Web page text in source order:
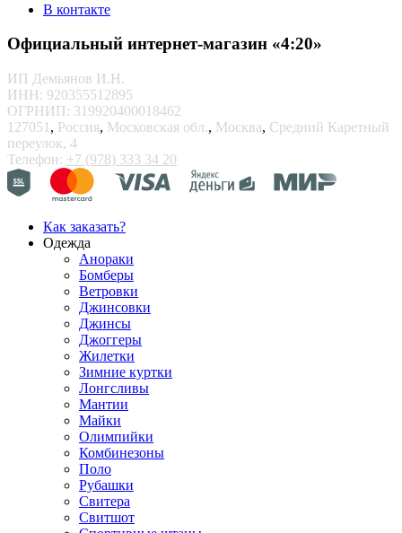
В контакте
Официальный интернет-магазин «4:20»
ИП Демьянов И.Н.
ИНН: 920355512895
ОГРНИП: 319920400018462
127051 , Россия, Московская обл., Москва, Средний Каретный
переулок, 4
Телефон: +7 (978) 333 34 20
Как заказать?
Одежда
Анораки
Бомберы
Ветровки
Джинсовки
Джинсы
Джоггеры
Жилетки
Зимние куртки
Лонгсливы
Мантии
Майки
Олимпийки
Комбинезоны
Поло
Рубашки
Свитера
Свитшот